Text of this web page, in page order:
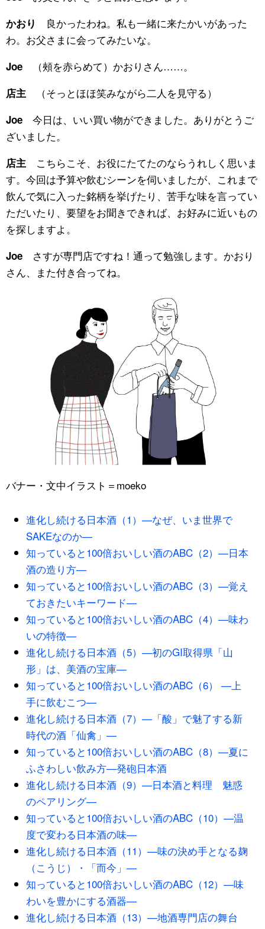
かおり
良かったわね。私も一緒に来たかいがあった
わ。お父さまに会ってみたいな。
Joe（頰を赤らめて）かおりさん……。
店主（そっとほほ笑みながら二人を見守る）
Joe今日は、いい買い物ができました。ありがとうご
ざいました。
店主こちらこそ、お役にたてたのならうれしく思いま
す。今回は予算や飲むシーンを伺いましたが、これまで
飲んで気に入った銘柄を挙げたり、苦手な味を言ってい
ただいたり、要望をお聞きできれば、お好みに近いもの
を探しますよ。
Joeさすが専門店ですね！通って勉強します。かおり
さん、また付き合ってね。
バナー・文中イラスト＝ moeko
進化し続ける日本酒（1）—なぜ、いま世界で
SAKEなのか—
知っていると100倍おいしい酒のABC（2）—日本
酒の造り方—
知っていると100倍おいしい酒のABC（3）—覚え
ておきたいキーワード—
知っていると100倍おいしい酒のABC（4）—味わ
いの特徴—
進化し続ける日本酒（5）―初のGI取得県「山
形」は、美酒の宝庫―
知っていると100倍おいしい酒のABC（6） —上
手に飲むこつ—
進化し続ける日本酒（7）—「酸」で魅了する新
時代の酒「仙禽」—
知っていると100倍おいしい酒のABC（8）—夏に
ふさわしい飲み方—発砲日本酒
進化し続ける日本酒（9）—日本酒と料理 魅惑
のペアリング—
知っていると100倍おいしい酒のABC（10）—温
度で変わる日本酒の味—
進化し続ける日本酒（11）—味の決め手となる麹
（こうじ）・「而今」—
知っていると100倍おいしい酒のABC（12）—味
わいを豊かにする酒器—
進化し続ける日本酒（13）—地酒専門店の舞台